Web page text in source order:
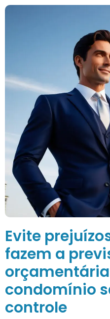
Evite
fazem a
condomínio
controle